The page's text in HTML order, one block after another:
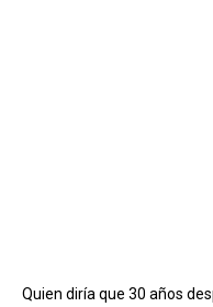
Quien diría que 30 años